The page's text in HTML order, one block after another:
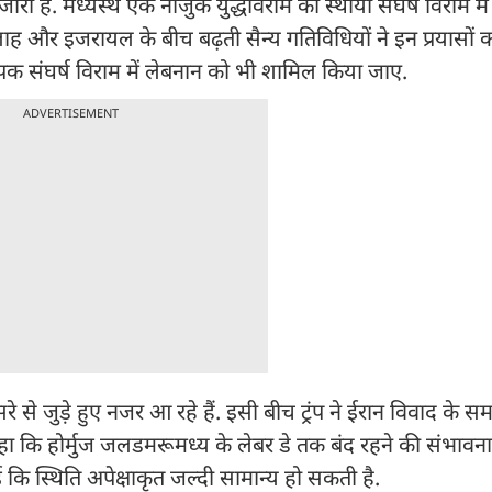
और इजरायल के बीच बढ़ती सैन्य गतिविधियों ने इन प्रयासों
संघर्ष विराम में लेबनान को भी शामिल किया जाए.
ADVERTISEMENT
से जुड़े हुए नजर आ रहे हैं. इसी बीच ट्रंप ने ईरान विवाद के
कि होर्मुज जलडमरूमध्य के लेबर डे तक बंद रहने की संभावना
स्थिति अपेक्षाकृत जल्दी सामान्य हो सकती है.